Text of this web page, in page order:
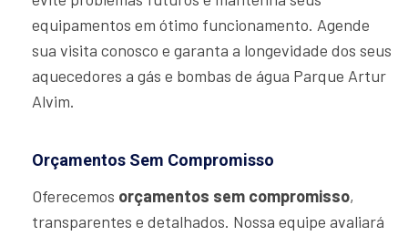
equipamentos em ótimo funcionamento. Agende
sua visita conosco e garanta a longevidade dos seus
aquecedores a gás e bombas de água Parque Artur
Alvim.
Orçamentos Sem Compromisso
Oferecemos orçamentos sem compromisso,
transparentes e detalhados. Nossa equipe avaliará